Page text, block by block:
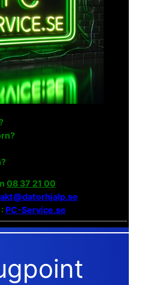
08 37 21 00
PC-Service.se